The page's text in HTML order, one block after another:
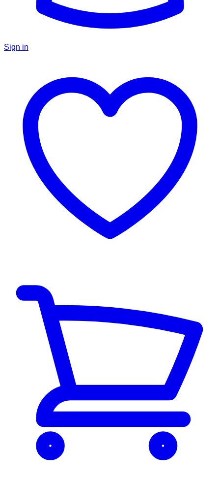
Sign in